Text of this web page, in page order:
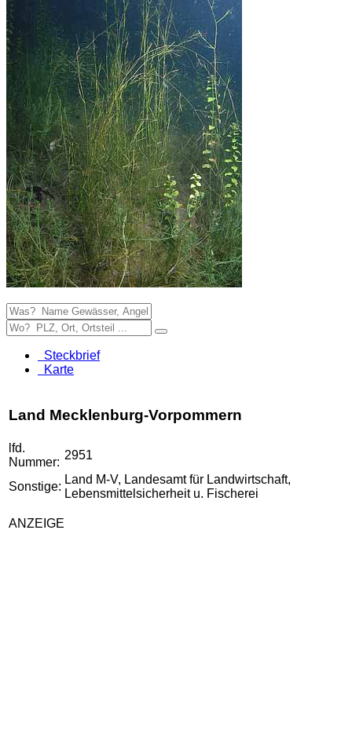
Steckbrief
Karte
Land Mecklenburg-Vorpommern
lfd.
Nummer:
2951
Sonstige:
Land M-V, Landesamt für Landwirtschaft,
Lebensmittelsicherheit u. Fischerei
ANZEIGE